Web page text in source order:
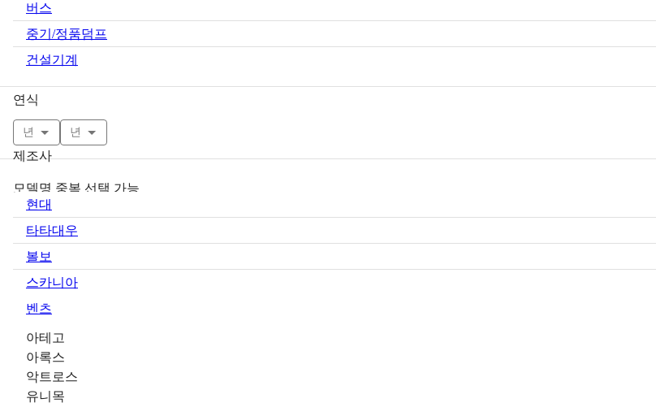
버스
중기/정품덤프
건설기계
연식
년 년
제조사
모델명 중복 선택 가능
현대
타타대우
볼보
스카니아
벤츠
아테고
아록스
악트로스
유니목